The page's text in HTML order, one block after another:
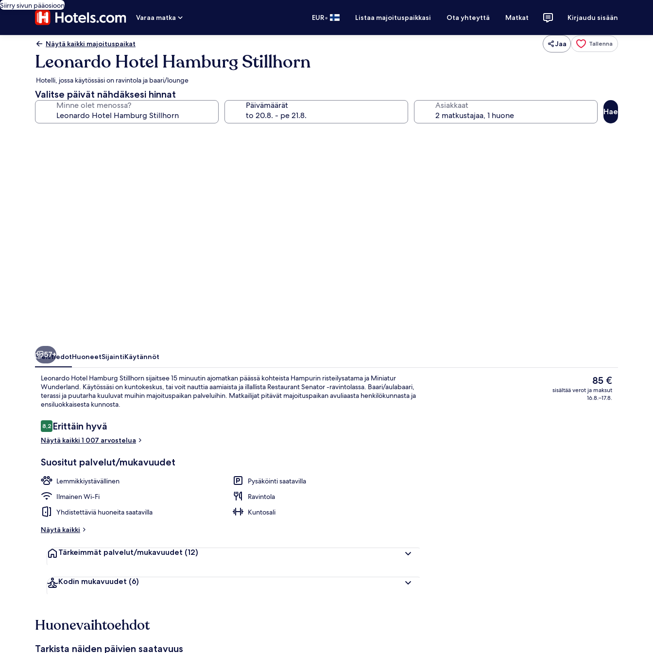
Siirry sivun pääosioon
Varaa matka
EUR• Listaa majoituspaikkasi Ota yhteyttä Matkat Kirjaudu sisään
Näytä kaikki majoituspaikat Jaa Tallenna
Leonardo Hotel Hamburg Stillhorn
Hotelli, jossa käytössäsi on ravintola ja baari/lounge
Valitse päivät nähdäksesi hinnat
Minne olet menossa? Päivämäärät Asiakkaat
Hae
57+
YleistiedotHuoneetSijaintiKäytännöt
Leonardo Hotel Hamburg Stillhorn sijaitsee 15 minuutin ajomatkan päässä kohteista Hampurin risteilysatama ja Miniatur
Wunderland. Käytössäsi on kuntokeskus, tai voit nauttia aamiaista ja illallista Restaurant Senator -ravintolassa. Baari/aulabaari,
terassi ja puutarha kuuluvat muihin majoituspaikan palveluihin. Matkailijat pitävät majoituspaikan avuliaasta henkilökunnasta ja
ensiluokkaisesta kunnosta.
Arvostelut
8,28,2 kautta 10.
Erittäin hyvä
Näytä kaikki 1 007 arvostelua
Suositut palvelut/mukavuudet
Lemmikkiystävällinen
Pysäköinti saatavilla
Ilmainen Wi-Fi
Ravintola
Yhdistettäviä huoneita saatavilla
Kuntosali
Näytä kaikki
Tärkeimmät palvelut/mukavuudet (12)
Kodin mukavuudet (6)
Nykyinen
hinta
on
85 €
sisältää verot ja maksut
16.8.–17.8.
Huonevaihtoehdot
Tarkista näiden päivien saatavuus